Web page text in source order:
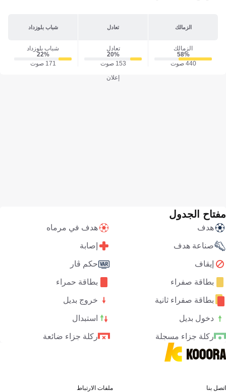
الزمالك تعادل شباب بلوزداد
الزمالك
58‎%‎
440 صوت
تعادل
20‎%‎
153 صوت
شباب بلوزداد
22‎%‎
171 صوت
إعلان
مفتاح الجدول
هدف هدف في مرماه
صناعة هدف إصابة
إيقاف حكم ڤار
بطاقة صفراء بطاقة حمراء
بطاقة صفراء ثانية خروج بديل
دخول بديل استبدال
ركلة جزاء مسجلة ركلة جزاء ضائعة
اتصل بنا ملفات الارتباط